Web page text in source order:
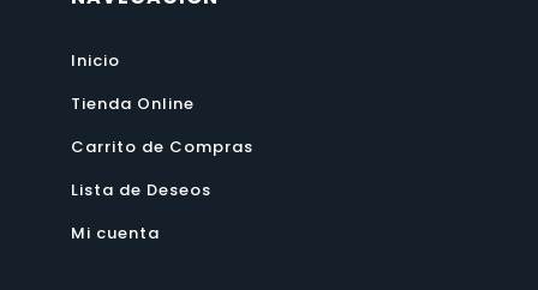
Inicio
Tienda Online
Carrito de Compras
Lista de Deseos
Mi cuenta